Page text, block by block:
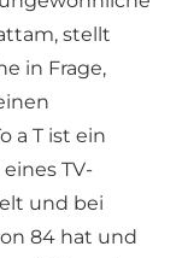
stellt
in Frage,
a T ist ein
TV-
und bei
84 hat und